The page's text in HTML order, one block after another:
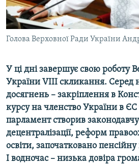
УКРАЇНСЬКА ПРОБЛЕМА КРИМУ
ІНФОГРАФІКА
ДОЛУЧАЙСЯ!
Усі сайти RFE/RL
Голова Верховної Ради України
У ці дні завершує свою роботу
України VIIІ скликання. Серед
досягнень – закріплення в
курсу на членство України в
парламент створив
децентралізації, реформ
освіти, започатковано
І водночас – низька довіра